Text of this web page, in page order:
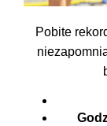
Pobite